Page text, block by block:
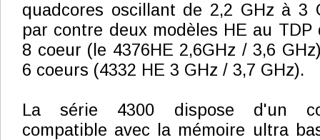
quadcores oscillant de 2,2 GHz à 3
par contre deux modèles HE au TDP
8 coeur (le 4376HE 2,6GHz / 3,6
6 coeurs (4332 HE 3 GHz / 3,7 GHz).
La série 4300 dispose d'un
compatible avec la mémoire ultra